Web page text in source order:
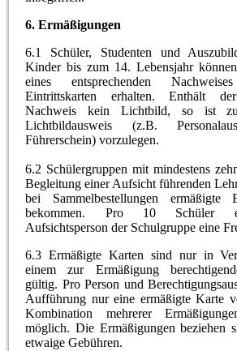
6. Ermäßigungen
6.1 Schüler, Studenten und
Kinder bis zum 14. Lebensjahr
eines entsprechenden
Eintrittskarten erhalten. Enthält
Nachweis kein Lichtbild, so ist
Lichtbildausweis (z.B.
Führerschein) vorzulegen.
6.2 Schülergruppen mit mindestens
Begleitung einer Aufsicht führenden
bei Sammelbestellungen ermäßigte
bekommen. Pro 10 Schüler
Aufsichtsperson der Schulgruppe eine
6.3 Ermäßigte Karten sind nur in
einem zur Ermäßigung
gültig. Pro Person und
Aufführung nur eine ermäßigte Karte
Kombination mehrerer
möglich. Die Ermäßigungen beziehen
etwaige Gebühren.